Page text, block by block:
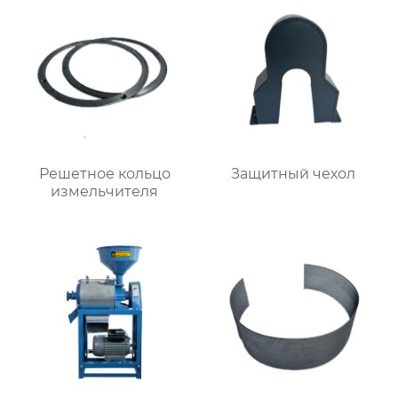
Решетное кольцо
измельчителя
Защитный чехол